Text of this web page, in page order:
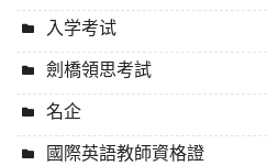
入学考试
劍橋領思考試
名企
國際英語教師資格證